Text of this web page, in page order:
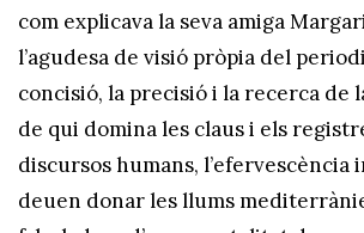
com explicava la seva amiga
l’agudesa de visió pròpia del
concisió, la precisió i la recerca de
de qui domina les claus i els
discursos humans, l’efervescència
deuen donar les llums